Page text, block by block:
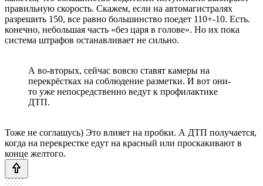
правильную скорость. Скажем, если на автомагистралях
разрешить 150, все равно большинство поедет 110+-10. Есть.
конечно, небольшая часть «без царя в голове». Но их пока
система штрафов останавливает не сильно.
А во-вторых, сейчас вовсю ставят камеры на
перекрёстках на соблюдение разметки. И вот они-
то уже непосредственно ведут к профилактике
ДТП.
Тоже не соглашусь) Это влияет на пробки. А ДТП получается,
когда на перекрестке едут на красный или проскакивают в
конце желтого.